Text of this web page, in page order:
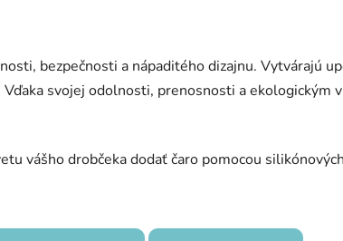
bezpečnosti a nápaditého dizajnu. Vytvárajú
svojej odolnosti, prenosnosti a ekologickým
vášho drobčeka dodať čaro pomocou